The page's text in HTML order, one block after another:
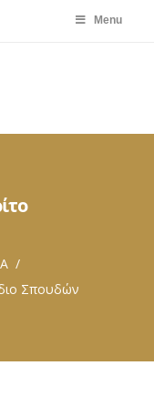
/
Σπουδών
Menu
Menu